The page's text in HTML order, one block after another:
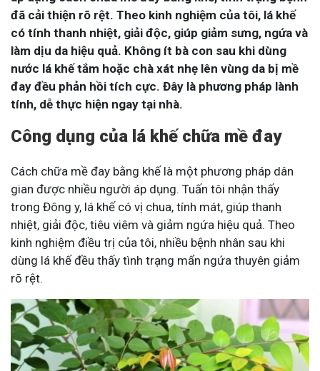
đã cải thiện rõ rệt. Theo kinh nghiệm của tôi, lá khế
có tính thanh nhiệt, giải độc, giúp giảm sưng, ngứa và
làm dịu da hiệu quả. Không ít bà con sau khi dùng
nước lá khế tắm hoặc chà xát nhẹ lên vùng da bị mề
đay đều phản hồi tích cực. Đây là phương pháp lành
tính, dễ thực hiện ngay tại nhà.
Công dụng của lá khế chữa mề đay
Cách chữa mề đay bằng khế là một phương pháp dân
gian được nhiều người áp dụng. Tuấn tôi nhận thấy
trong Đông y, lá khế có vị chua, tính mát, giúp thanh
nhiệt, giải độc, tiêu viêm và giảm ngứa hiệu quả. Theo
kinh nghiệm điều trị của tôi, nhiều bệnh nhân sau khi
dùng lá khế đều thấy tình trạng mẩn ngứa thuyên giảm
rõ rệt.